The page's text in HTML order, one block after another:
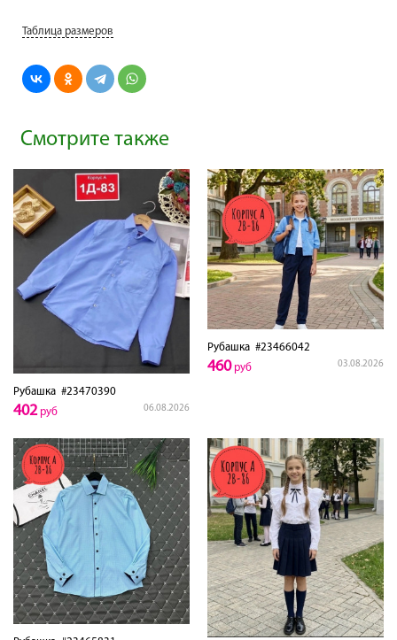
Таблица размеров
Смотрите также
Рубашка #23470390
06.08.2026
402руб
Рубашка #23466042
03.08.2026
460руб